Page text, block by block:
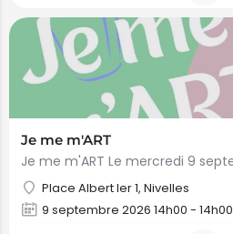
Je me m'ART
Place Albert Ier 1, Nivelles
9 septembre 2026 14h00 - 14h00